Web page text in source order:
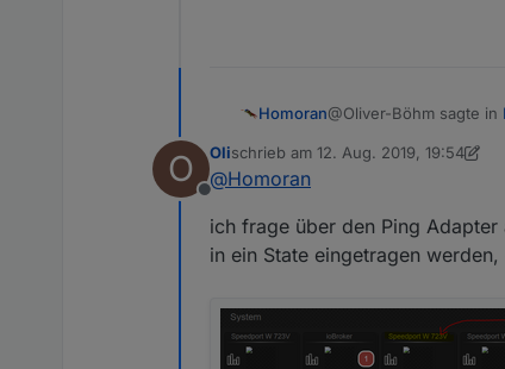
Homoran@Oliver-Böhm sagte in
gibt es eine
Gruß Oliver
Wie meinst du das
Bei einem Widget
O
Offline
Olischrieb am 12. Aug. 2019, 19:54
zuletzt editiert von Oli8. Dez. 2019,
@Homoran
ich frage über den Ping
in ein State eingetragen